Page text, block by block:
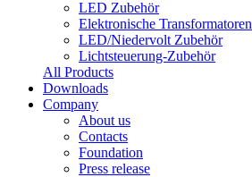
LED Zubehör
Elektronische Transformatoren
LED/Niedervolt Zubehör
Lichtsteuerung-Zubehör
All Products
Downloads
Company
About us
Contacts
Foundation
Press release